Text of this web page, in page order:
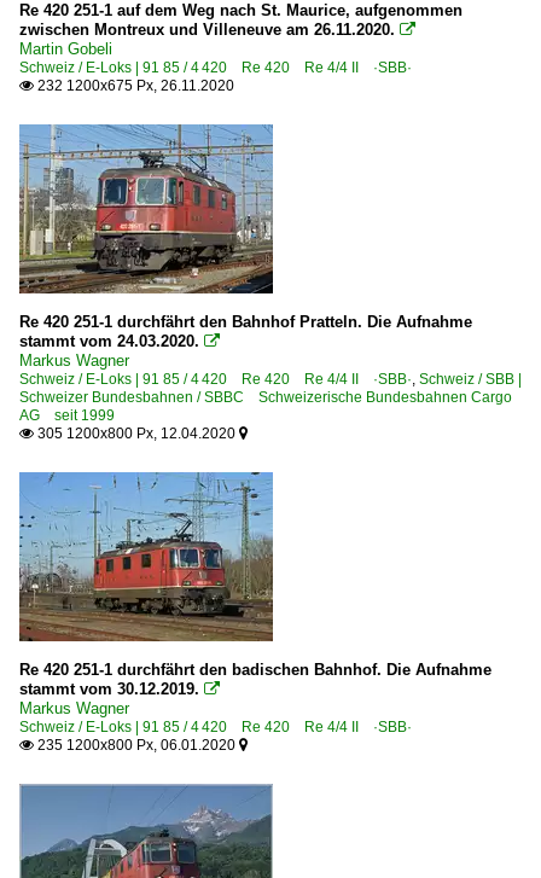
Re 420 251-1 auf dem Weg nach St. Maurice, aufgenommen
zwischen Montreux und Villeneuve am 26.11.2020. 
Martin Gobeli
Schweiz / E-Loks | 91 85 / 4 420 Re 420 Re 4/4 II ·SBB·
 232 1200x675 Px, 26.11.2020
Re 420 251-1 durchfährt den Bahnhof Pratteln. Die Aufnahme
stammt vom 24.03.2020. 
Markus Wagner
Schweiz / E-Loks | 91 85 / 4 420 Re 420 Re 4/4 II ·SBB·, Schweiz / SBB |
Schweizer Bundesbahnen / SBBC Schweizerische Bundesbahnen Cargo
AG seit 1999
 305 1200x800 Px, 12.04.2020 
Re 420 251-1 durchfährt den badischen Bahnhof. Die Aufnahme
stammt vom 30.12.2019. 
Markus Wagner
Schweiz / E-Loks | 91 85 / 4 420 Re 420 Re 4/4 II ·SBB·
 235 1200x800 Px, 06.01.2020 